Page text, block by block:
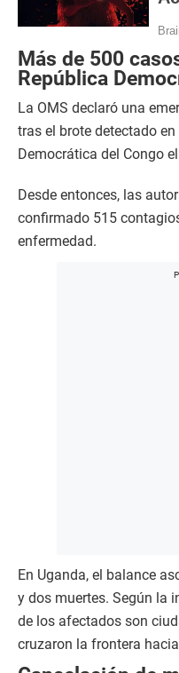
Más de 500
República
La OMS declaró una
tras el brote detectado
Democrática del Congo
Desde entonces, las
confirmado 515
enfermedad.
En Uganda, el balance
y dos muertes. Según la
de los afectados son
cruzaron la frontera